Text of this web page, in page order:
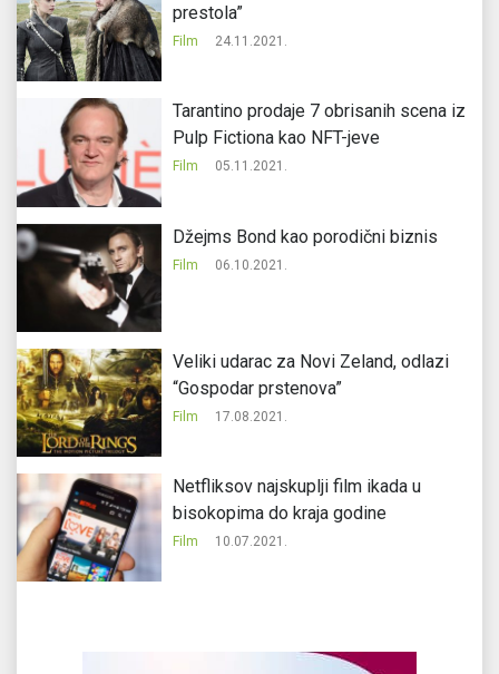
prestola”
Film 24.11.2021.
Tarantino prodaje 7 obrisanih scena iz
Pulp Fictiona kao NFT-jeve
Film 05.11.2021.
Džejms Bond kao porodični biznis
Film 06.10.2021.
Veliki udarac za Novi Zeland, odlazi
“Gospodar prstenova”
Film 17.08.2021.
Netfliksov najskuplji film ikada u
bisokopima do kraja godine
Film 10.07.2021.